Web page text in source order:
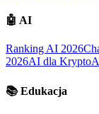
🤖 AI
Ranking AI 2026
2026AI dla Krypto
📚 Edukacja